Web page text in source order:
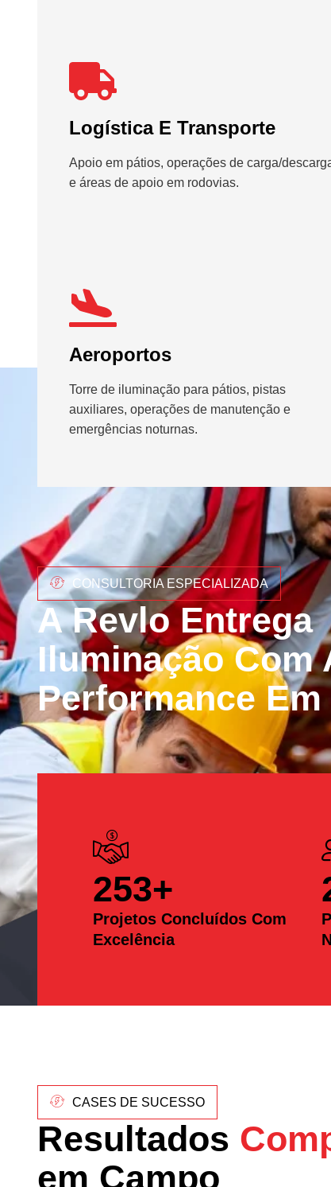
Logística E Transporte
Apoio em pátios, operações de carga/
e áreas de apoio em rodovias.
Aeroportos
Torre de iluminação para pátios, pistas
auxiliares, operações de manutenção e
emergências noturnas.
CONSULTORIA ESPECIALIZADA
A Revlo Entrega
Iluminação Com
Performance Em
Projetos Concluídos Com
Excelência
253+
CASES DE SUCESSO
Resultados
em Campo